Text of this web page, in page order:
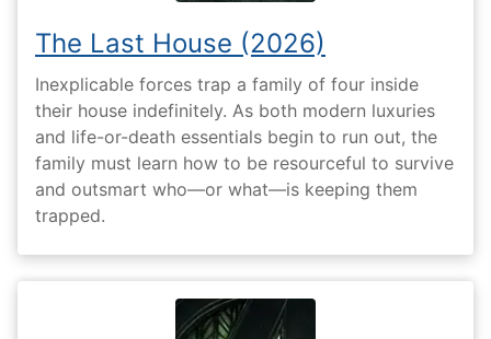
The Last House (2026)
Inexplicable forces trap a family of four inside
their house indefinitely. As both modern luxuries
and life-or-death essentials begin to run out, the
family must learn how to be resourceful to survive
and outsmart who—or what—is keeping them
trapped.